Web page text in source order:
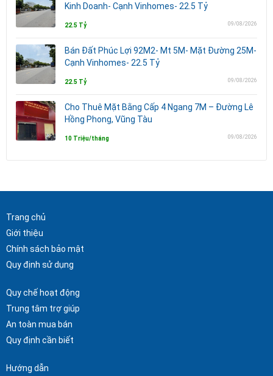
Kinh Doanh- Cạnh Vinhomes- 22.5 Tỷ
22.5 Tỷ 09/08/2026
Bán Đất Phúc Lợi 92M2- Mt 5M- Mặt Đường 25M-
Cạnh Vinhomes- 22.5 Tỷ
22.5 Tỷ 09/08/2026
Cho Thuê Mặt Bằng Cấp 4 Ngang 7M – Đường Lê
Hồng Phong, Vũng Tàu
10 Triệu/tháng 09/08/2026
Trang chủ
Giới thiệu
Chính sách bảo mật
Quy định sử dụng
Quy chế hoạt động
Trung tâm trợ giúp
An toàn mua bán
Quy định cần biết
Hướng dẫn